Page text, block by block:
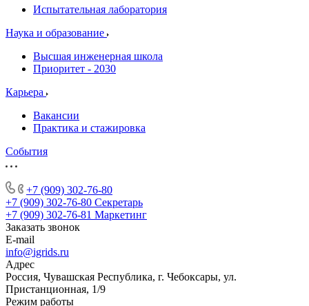
Испытательная лаборатория
Наука и образование
Высшая инженерная школа
Приоритет - 2030
Карьера
Вакансии
Практика и стажировка
События
+7 (909) 302-76-80
+7 (909) 302-76-80 Секретарь
+7 (909) 302-76-81 Маркетинг
Заказать звонок
E-mail
info@igrids.ru
Адрес
Россия, Чувашская Республика, г. Чебоксары, ул.
Пристанционная, 1/9
Режим работы